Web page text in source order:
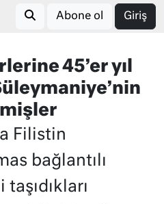
Abone ol Giriş
45’er yıl
Filistin
bağlantılı